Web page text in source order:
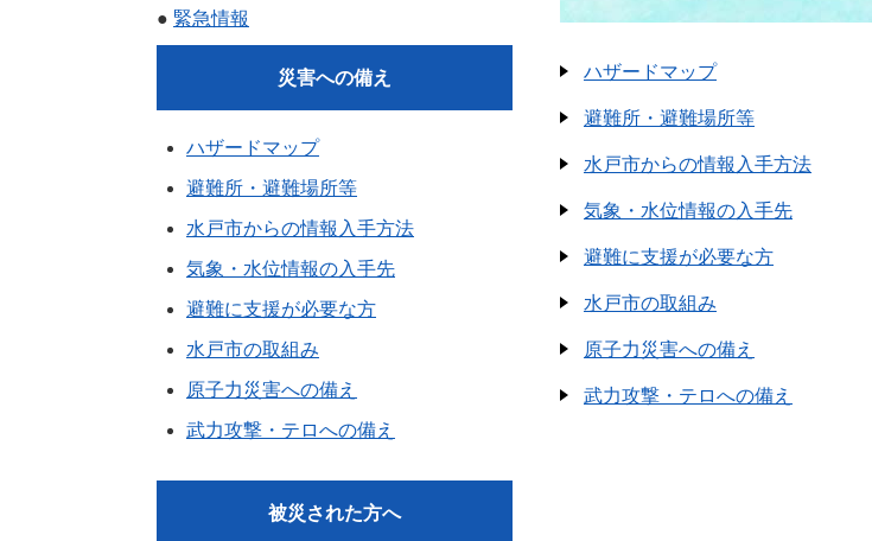
ハザードマップ
避難所・避難場所等
水戸市からの情報入手方法
気象・水位情報の入手先
避難に支援が必要な方
水戸市の取組み
原子力災害への備え
武力攻撃・テロへの備え
● 緊急情報
災害への備え
ハザードマップ
避難所・避難場所等
水戸市からの情報入手方法
気象・水位情報の入手先
避難に支援が必要な方
水戸市の取組み
原子力災害への備え
武力攻撃・テロへの備え
被災された方へ